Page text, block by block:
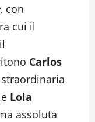
, con
cui il
il
Carlos
Lola
assoluta